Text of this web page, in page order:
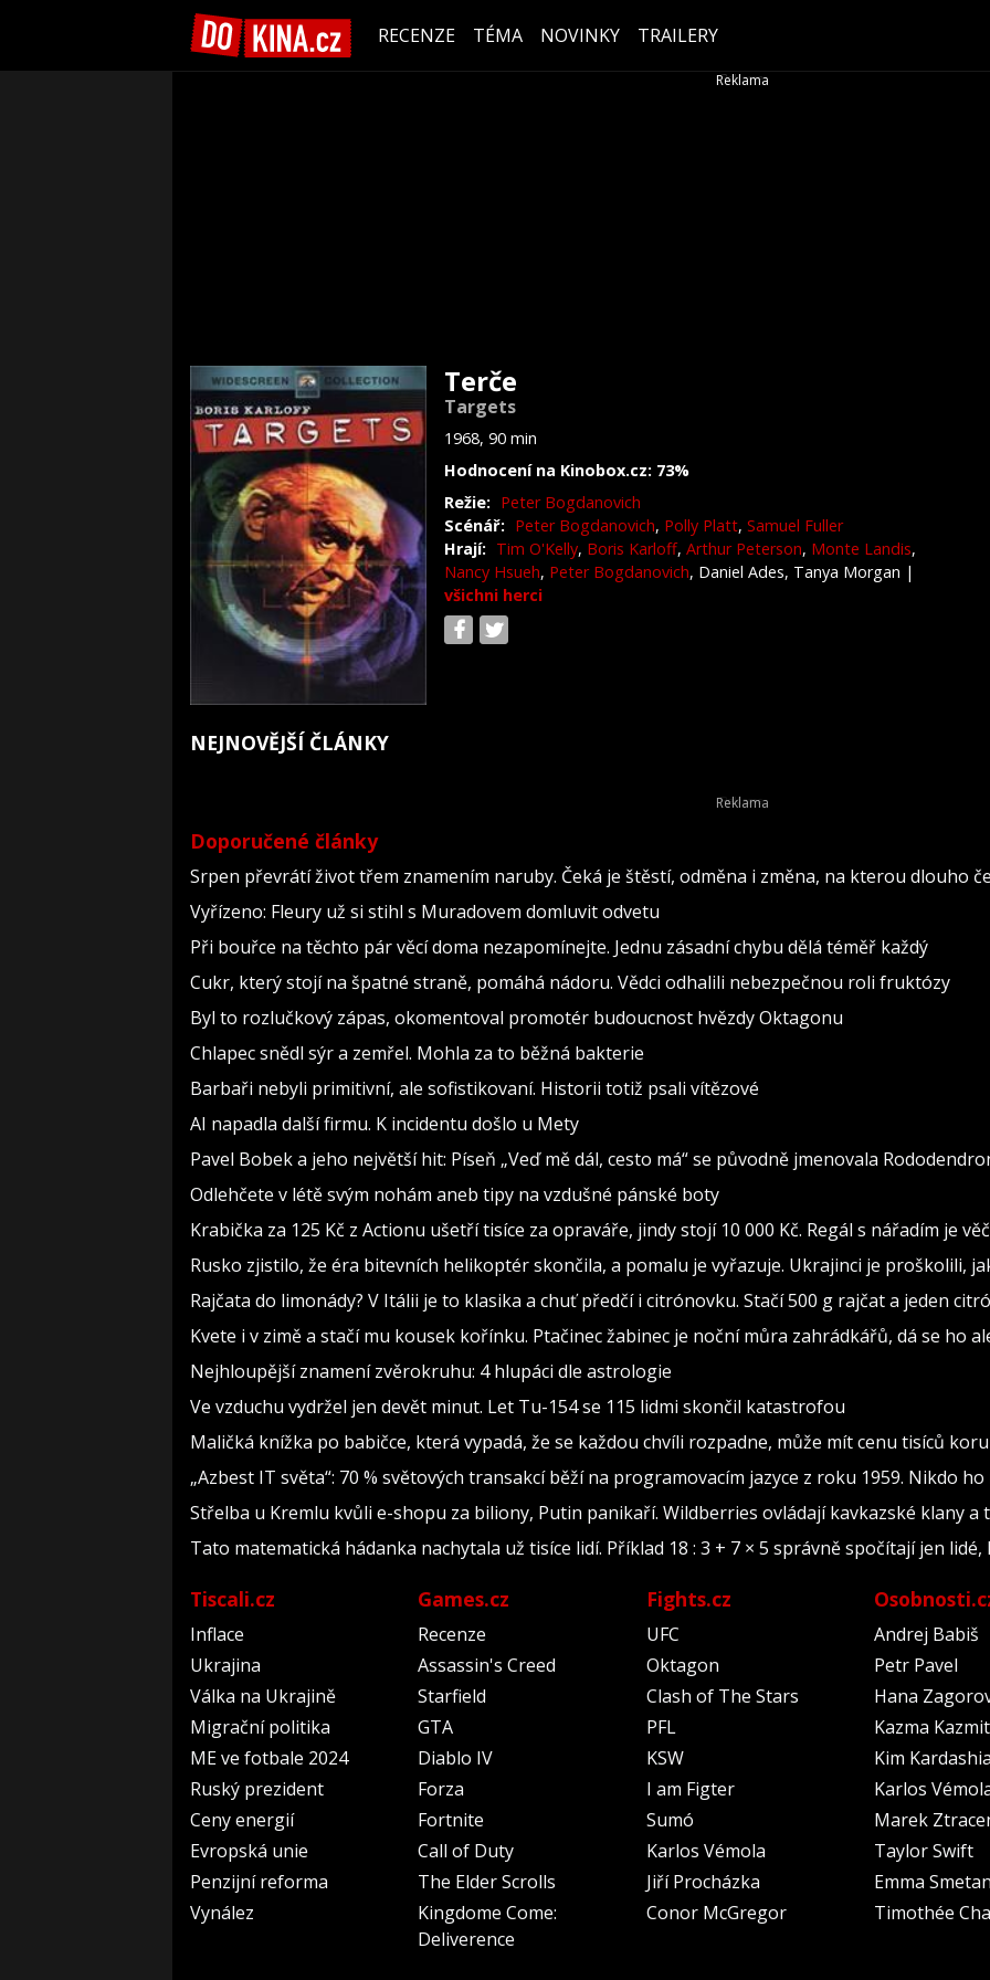
RECENZE TÉMA NOVINKY TRAILERY
Terče
Targets
1968, 90 min
Hodnocení na Kinobox.cz: 73%
Režie: Peter Bogdanovich
Scénář: Peter Bogdanovich, Polly Platt, Samuel Fuller
Hrají: Tim O'Kelly, Boris Karloff, Arthur Peterson, Monte Landis,
Nancy Hsueh, Peter Bogdanovich, Daniel Ades, Tanya Morgan |
všichni herci
NEJNOVĚJŠÍ ČLÁNKY
Doporučené články
Srpen převrátí život třem znamením naruby. Čeká je štěstí, odměna i změna, na kterou dlouho
Vyřízeno: Fleury už si stihl s Muradovem domluvit odvetu
Při bouřce na těchto pár věcí doma nezapomínejte. Jednu zásadní chybu dělá téměř každý
Cukr, který stojí na špatné straně, pomáhá nádoru. Vědci odhalili nebezpečnou roli fruktózy
Byl to rozlučkový zápas, okomentoval promotér budoucnost hvězdy Oktagonu
Chlapec snědl sýr a zemřel. Mohla za to běžná bakterie
Barbaři nebyli primitivní, ale sofistikovaní. Historii totiž psali vítězové
AI napadla další firmu. K incidentu došlo u Mety
Pavel Bobek a jeho největší hit: Píseň „Veď mě dál, cesto má“ se původně jmenovala
Odlehčete v létě svým nohám aneb tipy na vzdušné pánské boty
Krabička za 125 Kč z Actionu ušetří tisíce za opraváře, jindy stojí 10 000 Kč. Regál s nářadím je
Rusko zjistilo, že éra bitevních helikoptér skončila, a pomalu je vyřazuje. Ukrajinci je proškolili,
Rajčata do limonády? V Itálii je to klasika a chuť předčí i citrónovku. Stačí 500 g rajčat a jeden
Kvete i v zimě a stačí mu kousek kořínku. Ptačinec žabinec je noční můra zahrádkářů, dá se ho
Nejhloupější znamení zvěrokruhu: 4 hlupáci dle astrologie
Ve vzduchu vydržel jen devět minut. Let Tu-154 se 115 lidmi skončil katastrofou
Maličká knížka po babičce, která vypadá, že se každou chvíli rozpadne, může mít cenu tisíců
„Azbest IT světa“: 70 % světových transakcí běží na programovacím jazyce z roku 1959. Nikdo
Střelba u Kremlu kvůli e-shopu za biliony, Putin panikaří. Wildberries ovládají kavkazské klany a
Tato matematická hádanka nachytala už tisíce lidí. Příklad 18 : 3 + 7 × 5 správně spočítají jen
Tiscali.cz
Inflace
Ukrajina
Válka na Ukrajině
Migrační politika
ME ve fotbale 2024
Ruský prezident
Ceny energií
Evropská unie
Penzijní reforma
Vynález
Games.cz
Recenze
Assassin's Creed
Starfield
GTA
Diablo IV
Forza
Fortnite
Call of Duty
The Elder Scrolls
Kingdome Come:
Deliverence
Fights.cz
UFC
Oktagon
Clash of The Stars
PFL
KSW
I am Figter
Sumó
Karlos Vémola
Jiří Procházka
Conor McGregor
Andrej Babiš
Petr Pavel
Hana
Kazma
Kim
Karlos
Marek
Taylor Swift
Emma
Timothée